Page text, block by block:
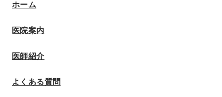
ホーム
医院案内
医師紹介
よくある質問